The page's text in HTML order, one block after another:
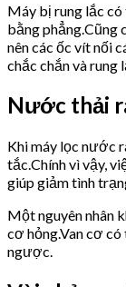
Máy bị rung lắc
bằng phẳng.Cũng
nên các ốc vít nối
chắc chắn và rung
Nước thải
Khi máy lọc nước
tắc.Chính vì vậy,
giúp giảm tình
Một nguyên nhân
cơ hỏng.Van cơ
ngược.